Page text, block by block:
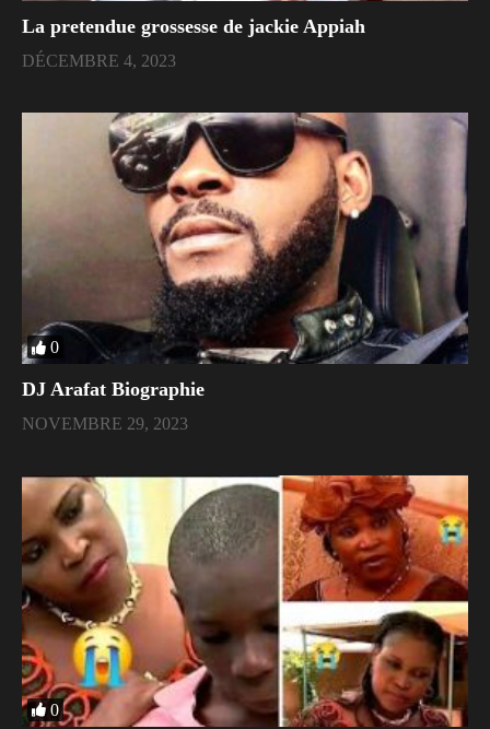
La pretendue grossesse de jackie Appiah
DÉCEMBRE 4, 2023
0
DJ Arafat Biographie
NOVEMBRE 29, 2023
0